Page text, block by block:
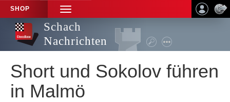
SHOP
TOGGLE
NAVIGATION
Schach
Nachrichten
Short und Sokolov führen
in Malmö